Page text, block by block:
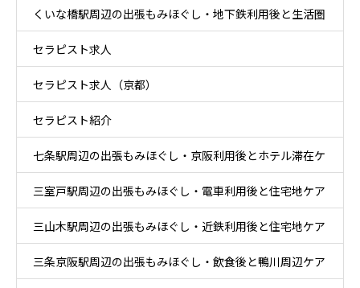
くいな橋駅周辺の出張もみほぐし・地下鉄利用後と生活圏
ケア
セラピスト求人
セラピスト求人（京都）
セラピスト紹介
七条駅周辺の出張もみほぐし・京阪利用後とホテル滞在ケ
ア
三室戸駅周辺の出張もみほぐし・電車利用後と住宅地ケア
三山木駅周辺の出張もみほぐし・近鉄利用後と住宅地ケア
三条京阪駅周辺の出張もみほぐし・飲食後と鴨川周辺ケア